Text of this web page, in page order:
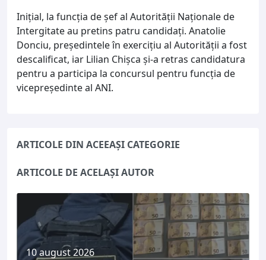
Inițial, la funcția de șef al Autorității Naționale de
Intergitate au pretins patru candidați. Anatolie
Donciu, președintele în exercițiu al Autorității a fost
descalificat, iar Lilian Chișca și-a retras candidatura
pentru a participa la concursul pentru funcția de
vicepreședinte al ANI.
ARTICOLE DIN ACEEAȘI CATEGORIE
ARTICOLE DE ACELAȘI AUTOR
10 august 2026